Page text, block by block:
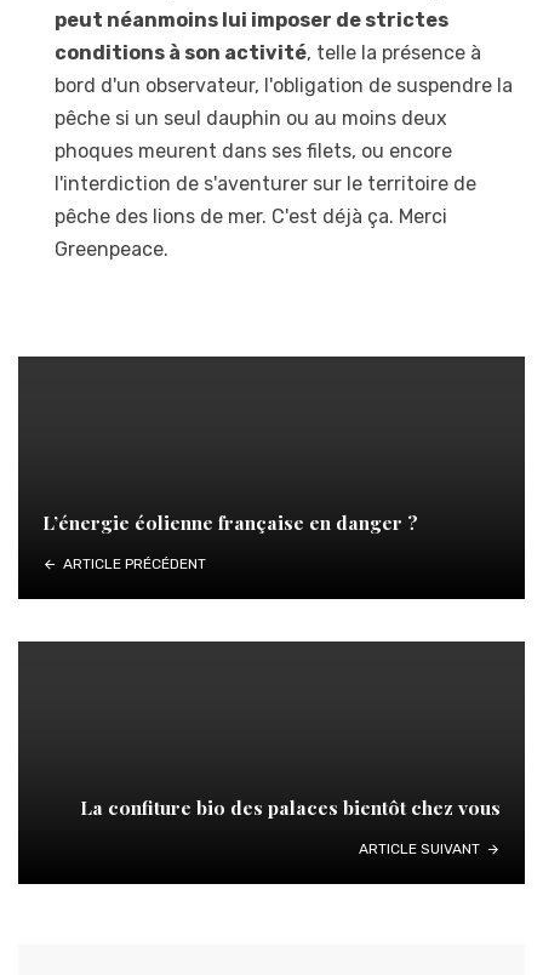
peut néanmoins lui imposer de strictes
conditions à son activité, telle la présence à
bord d'un observateur, l'obligation de suspendre la
pêche si un seul dauphin ou au moins deux
phoques meurent dans ses filets, ou encore
l'interdiction de s'aventurer sur le territoire de
pêche des lions de mer. C'est déjà ça. Merci
Greenpeace.
L’énergie éolienne française en danger ?
ARTICLE PRÉCÉDENT
La confiture bio des palaces bientôt chez vous
ARTICLE SUIVANT